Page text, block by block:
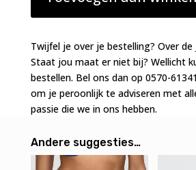
push-
up
Electric
Blue
aantal
Twijfel je over je bestelling? Over
Staat jou maat er niet bij? Wellicht
bestellen. Bel ons dan op 0570-
om je peroonlijk te adviseren met
passie die we in ons hebben.
Andere suggesties…